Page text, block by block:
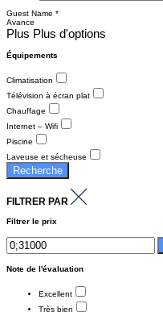
Guest Name *
Avance
Plus Plus d'options
Équipements
Climatisation
Télévision à écran plat
Chauffage
Internet – Wifi
Piscine
Laveuse et sécheuse
Recherche
FILTRER PAR
Filtrer le prix
Note de l'évaluation
Excellent
Très bien